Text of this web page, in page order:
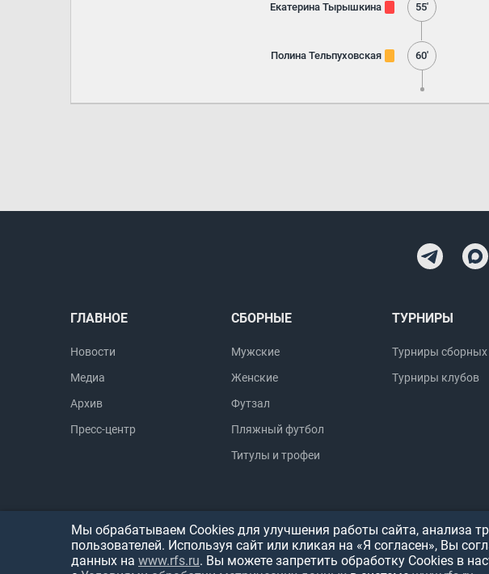
Екатерина Тырышкина 55'
Полина Тельпуховская 60'
ГЛАВНОЕ
Новости
Медиа
Архив
Пресс-центр
СБОРНЫЕ
Мужские
Женские
Футзал
Пляжный футбол
Титулы и трофеи
ТУРНИРЫ
Турниры сборных
Турниры клубов
Мы обрабатываем Cookies для улучшения работы сайта, анализа
пользователей. Используя сайт или кликая на «Я согласен», Вы
данных на www.rfs.ru. Вы можете запретить обработку Cookies в